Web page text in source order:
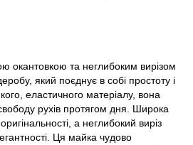
окантовкою та неглибоким вирізом
який поєднує в собі простоту і
еластичного матеріалу, вона
рухів протягом дня. Широка
а неглибокий виріз
Ця майка чудово